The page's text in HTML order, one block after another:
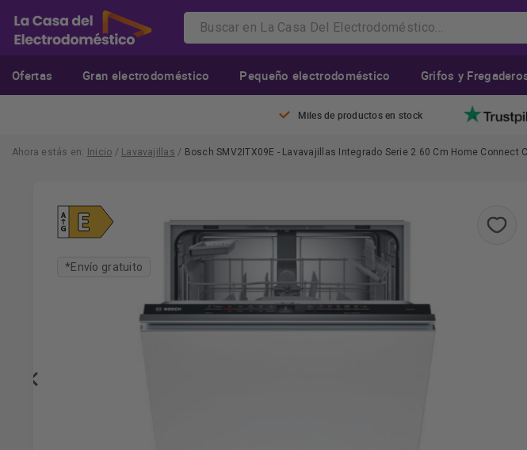
Ofertas Gran electrodoméstico Pequeño electrodoméstico Grifos y
Miles de productos en stock
Ahora estás en: Inicio / Lavavajillas / Bosch SMV2ITX09E - Lavavajillas Integrado Serie 2 60 Cm Home Connect
*Envío gratuito